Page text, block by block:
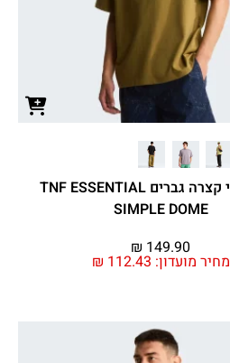
חולצת טי קצרה גברים TNF ESSENTIAL
SIMPLE DOME
מחיר מועדון: ₪ 112.43
₪ 149.90